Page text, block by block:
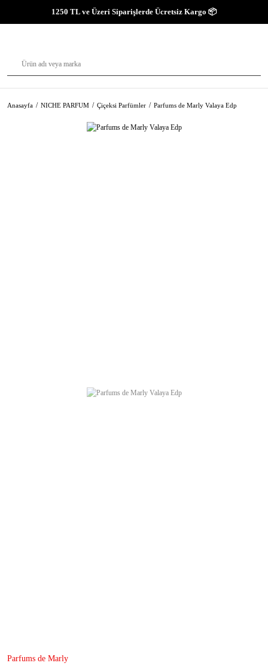
1250 TL ve Üzeri Siparişlerde Ücretsiz Kargo 📦
Anasayfa NICHE PARFUM Çiçeksi Parfümler Parfums de Marly Valaya Edp
Parfums de Marly